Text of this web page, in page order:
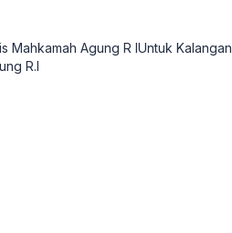
Mahkamah Agung R IUntuk Kalangan
R.I